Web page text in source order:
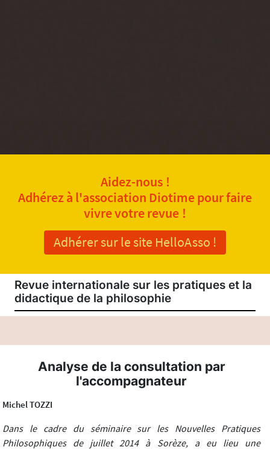
Aidez-nous !
Adhérez à l'association Diotime pour faire
vivre votre revue !
Adhérer sur le site HelloAsso !
Revue internationale sur les pratiques et la
didactique de la philosophie
Analyse de la consultation par
l'accompagnateur
Michel TOZZI
Dans le cadre du séminaire sur les Nouvelles Pratiques
Philosophiques de juillet 2014 à Sorèze, a eu lieu une